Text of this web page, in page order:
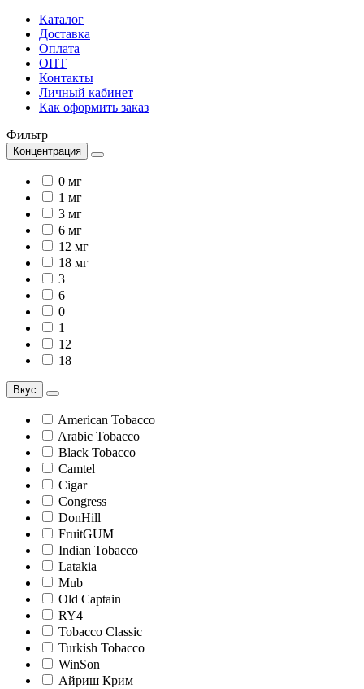
Каталог
Доставка
Оплата
ОПТ
Контакты
Личный кабинет
Как оформить заказ
Фильтр
Концентрация
0 мг
1 мг
3 мг
6 мг
12 мг
18 мг
3
6
0
1
12
18
Вкус
American Tobacco
Arabic Tobacco
Black Tobacco
Camtel
Cigar
Congress
DonHill
FruitGUM
Indian Tobacco
Latakia
Mub
Old Captain
RY4
Tobacco Classic
Turkish Tobacco
WinSon
Айриш Крим